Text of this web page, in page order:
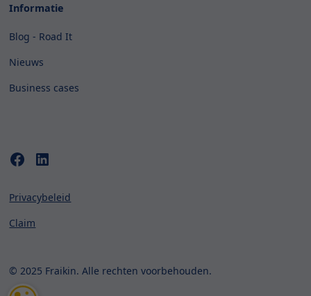
Informatie
Blog - Road It
Nieuws
Business cases
© 2025 Fraikin. Alle rechten voorbehouden.
Privacybeleid
Claim